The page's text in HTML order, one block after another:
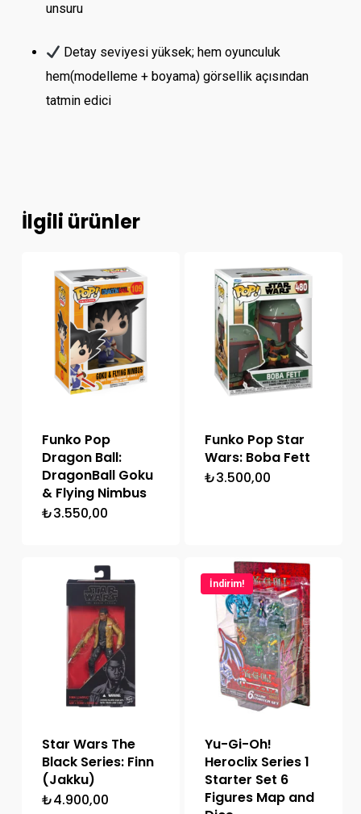
unsuru
Detay seviyesi yüksek; hem oyunculuk
hem(modelleme + boyama) görsellik açısından
tatmin edici
İlgili ürünler
Funko Pop
Dragon Ball:
DragonBall Goku
& Flying Nimbus
₺3.550,00
Funko Pop Star
Wars: Boba Fett
₺3.500,00
Star Wars The
Black Series: Finn
(Jakku)
₺4.900,00
İndirim!
Yu-Gi-Oh!
Heroclix Series 1
Starter Set 6
Figures Map and